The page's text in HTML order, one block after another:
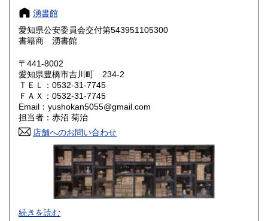
愛知県
滋賀県
大阪府 300円
奈良県 300円
鳥取県
300円 広島県
300円 徳島県
300円 愛媛県
湧書館
愛知県公安委員会交付第543951105300
書籍商 湧書館
〒441-8002
愛知県豊橋市吉川町 234-2
ＴＥＬ：0532-31-7745
ＦＡＸ：0532-31-7745
Email：yushokan5055@gmail.com
担当者：赤沼 菊治
店舗へのお問い合わせ
続きを読む